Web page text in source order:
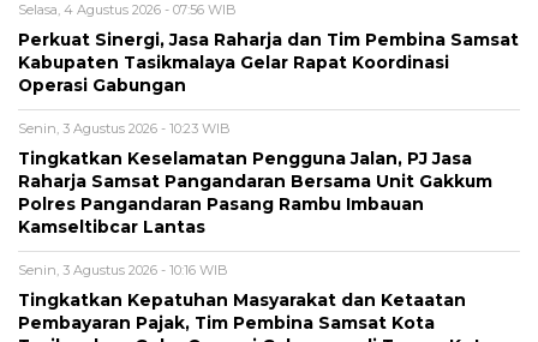
Selasa, 4 Agustus 2026 - 07:56 WIB
Perkuat Sinergi, Jasa Raharja dan Tim Pembina Samsat
Kabupaten Tasikmalaya Gelar Rapat Koordinasi
Operasi Gabungan
Senin, 3 Agustus 2026 - 10:23 WIB
Tingkatkan Keselamatan Pengguna Jalan, PJ Jasa
Raharja Samsat Pangandaran Bersama Unit Gakkum
Polres Pangandaran Pasang Rambu Imbauan
Kamseltibcar Lantas
Senin, 3 Agustus 2026 - 10:16 WIB
Tingkatkan Kepatuhan Masyarakat dan Ketaatan
Pembayaran Pajak, Tim Pembina Samsat Kota